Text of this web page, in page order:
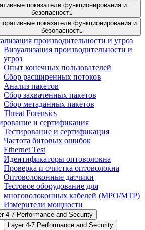
показатели функционирования и
безопасность
показатели функционирования и
безопасность
производительности и угроз
Визуализация производительности и
угроз
Опыт конечных пользователей
Сбор расширенных потоков
Анализ пакетов
Сбор захваченных пакетов
Сбор метаданных пакетов
Threat Forensics
и сертификация
Тестирование и сертификация
Частота битовых ошибок
Ethernet Test
Идентификаторы оптоволокна
Проверка и очистка оптоволокна
Оптоволоконные датчики
Тестовое оборудование для
многоволоконных кабелей (MPO/MTP)
Измерители мощности
4-7 Performance and Security
Layer 4-7 Performance and Security